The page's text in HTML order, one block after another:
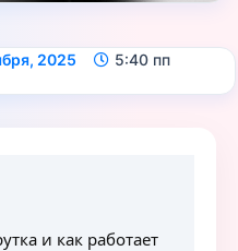
2025
5:40 пп
и как работает